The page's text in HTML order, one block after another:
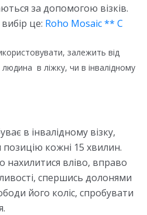
за допомогою візків.
це: Roho Mosaic ** C
залежить від
в ліжку, чи в інвалідному
в інвалідному візку,
кожні 15 хвилин.
нахилитися вліво, вправо
спершись долонями
його коліс, спробувати